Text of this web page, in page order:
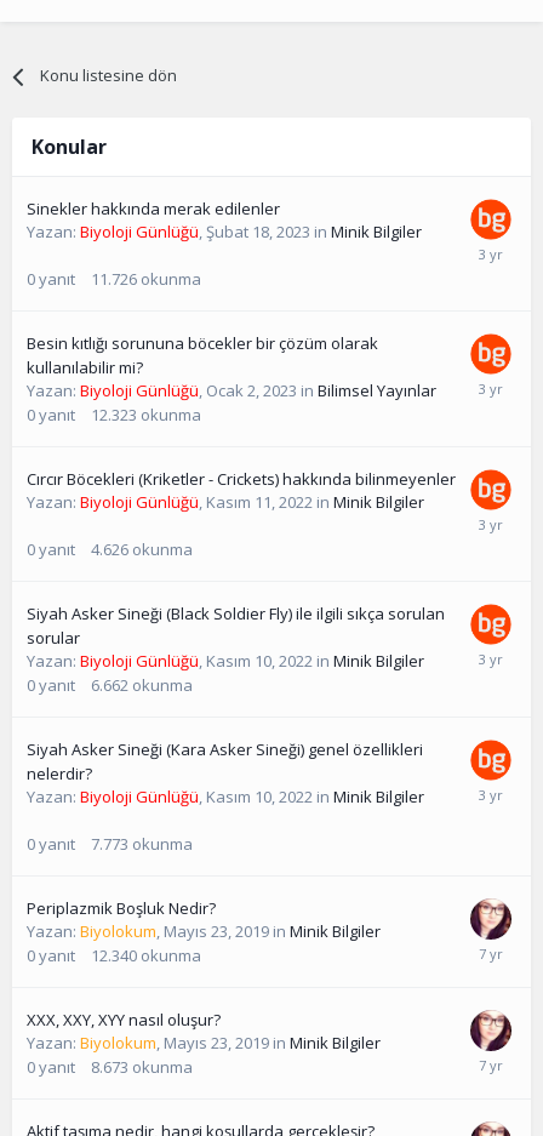
Konu listesine dön
Konular
Sinekler hakkında merak edilenler
Yazan: Biyoloji Günlüğü,Şubat 18, 2023 in Minik Bilgiler
0yanıt 11.726 okunma
Besin kıtlığı sorununa böcekler bir çözüm olarak
kullanılabilir mi?
Yazan: Biyoloji Günlüğü, Ocak 2, 2023 in Bilimsel Yayınlar
0yanıt 12.323 okunma
Cırcır Böcekleri (Kriketler - Crickets) hakkında bilinmeyenler
Yazan: Biyoloji Günlüğü, Kasım 11, 2022 in Minik Bilgiler
0yanıt 4.626 okunma
Siyah Asker Sineği (Black Soldier Fly) ile ilgili sıkça sorulan
sorular
Yazan: Biyoloji Günlüğü, Kasım 10, 2022 in Minik Bilgiler
0yanıt 6.662 okunma
Siyah Asker Sineği (Kara Asker Sineği) genel özellikleri
nelerdir?
Yazan: Biyoloji Günlüğü, Kasım 10, 2022 in Minik Bilgiler
0yanıt 7.773 okunma
Periplazmik Boşluk Nedir?
Yazan: Biyolokum, Mayıs 23, 2019 in Minik Bilgiler
0yanıt 12.340 okunma
XXX, XXY, XYY nasıl oluşur?
Yazan: Biyolokum, Mayıs 23, 2019 in Minik Bilgiler
0yanıt 8.673 okunma
Aktif taşıma nedir, hangi koşullarda gerçekleşir?